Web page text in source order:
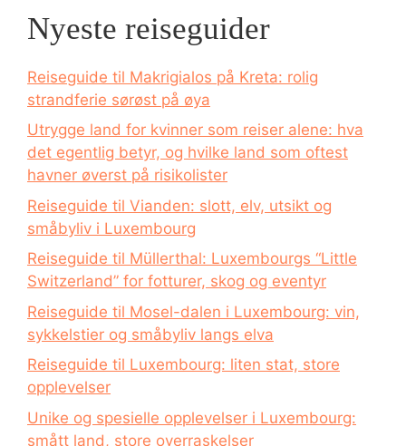
Nyeste reiseguider
Reiseguide til Makrigialos på Kreta: rolig
strandferie sørøst på øya
Utrygge land for kvinner som reiser alene: hva
det egentlig betyr, og hvilke land som oftest
havner øverst på risikolister
Reiseguide til Vianden: slott, elv, utsikt og
småbyliv i Luxembourg
Reiseguide til Müllerthal: Luxembourgs “Little
Switzerland” for fotturer, skog og eventyr
Reiseguide til Mosel-dalen i Luxembourg: vin,
sykkelstier og småbyliv langs elva
Reiseguide til Luxembourg: liten stat, store
opplevelser
Unike og spesielle opplevelser i Luxembourg:
smått land, store overraskelser